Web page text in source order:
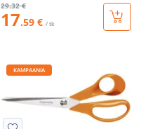
29.32 €
17.59 € / tk
KAMPAANIA